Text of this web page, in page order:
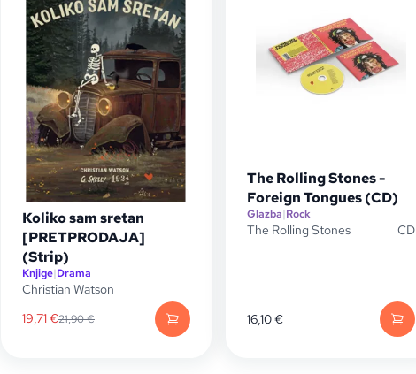
Koliko sam sretan
[PRETPRODAJA]
(Strip)
Knjige|Drama
Christian Watson
19,71€21,90€
The Rolling Stones -
Foreign Tongues (CD)
Glazba|Rock
The Rolling Stones CD
16,10€